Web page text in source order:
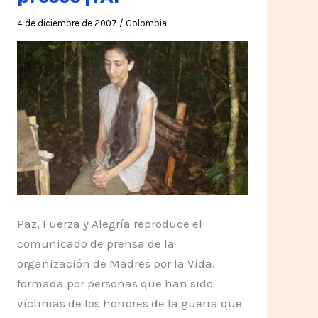
4 de diciembre de 2007 / Colombia
Paz, Fuerza y Alegría reproduce el
comunicado de prensa de la
organización de Madres por la Vida,
formada por personas que han sido
víctimas de los horrores de la guerra que